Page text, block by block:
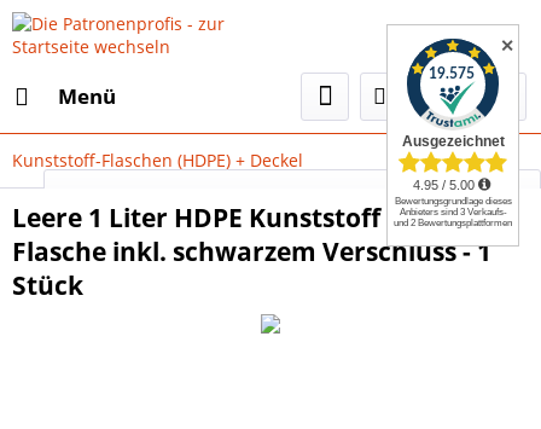
Menü
Select Language▼
Kunststoff-Flaschen (HDPE) + Deckel
Leere 1 Liter HDPE Kunststoff Vierkant-
Flasche inkl. schwarzem Verschluss - 1
Stück
✕